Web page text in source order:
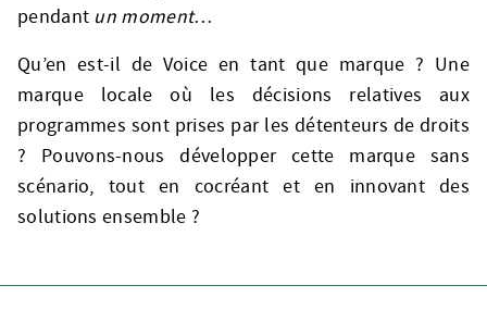
pendant un moment…
Qu’en est-il de Voice en tant que marque ? Une
marque locale où les décisions relatives aux
programmes sont prises par les détenteurs de droits
? Pouvons-nous développer cette marque sans
scénario, tout en cocréant et en innovant des
solutions ensemble ?